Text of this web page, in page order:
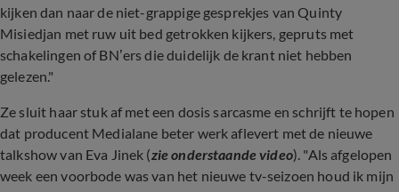
kijken dan naar de niet-grappige gesprekjes van Quinty
Misiedjan met ruw uit bed getrokken kijkers, gepruts met
schakelingen of BN’ers die duidelijk de krant niet hebben
gelezen."
Ze sluit haar stuk af met een dosis sarcasme en schrijft te hopen
dat producent Medialane beter werk aflevert met de nieuwe
talkshow van Eva Jinek (zie onderstaande video). "Als afgelopen
week een voorbode was van het nieuwe tv-seizoen houd ik mijn